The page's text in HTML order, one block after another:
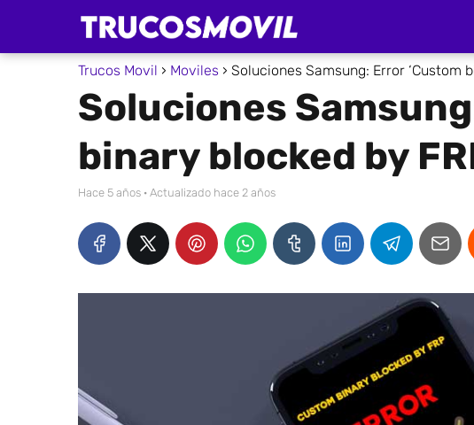
Trucos Movil Moviles Soluciones Samsung: Error ‘Custom
Soluciones
binary blocked by
hace 5 años · Actualizado hace 2 años